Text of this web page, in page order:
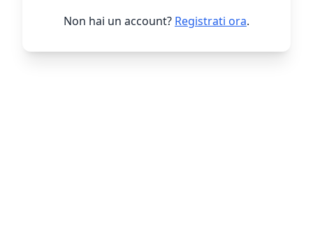
Non hai un account? Registrati ora.